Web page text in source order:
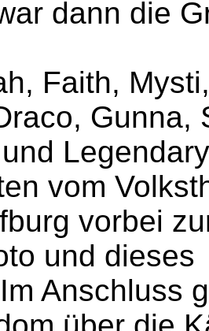
dann die
Faith,
Gunna,
vom
vorbei
und dieses
Anschluss